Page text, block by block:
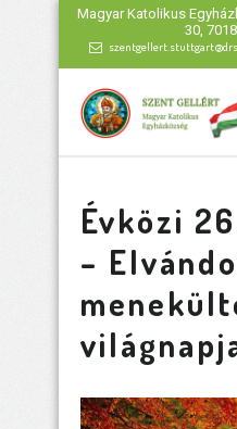
Magyar Katolikus
30,
Évközi
–